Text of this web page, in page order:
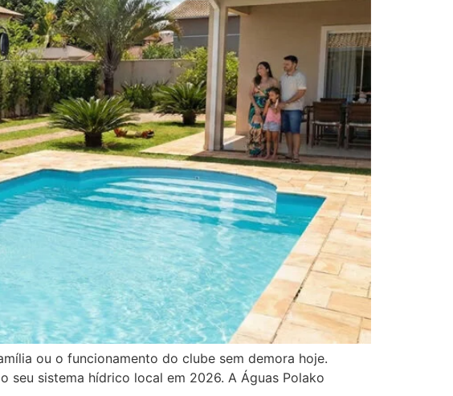
ou o funcionamento do clube sem demora hoje.
seu sistema hídrico local em 2026. A Águas Polako